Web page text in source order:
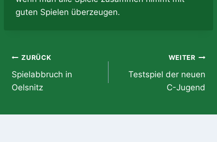
guten Spielen überzeugen.
Beitragsnavigation
ZURÜCK
Spielabbruch in
Oelsnitz
WEITER
Testspiel der neuen
C-Jugend